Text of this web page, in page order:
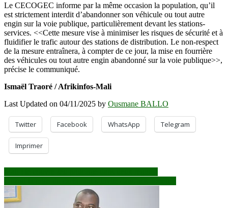
Le CECOGEC informe par la même occasion la population, qu’il
est strictement interdit d’abandonner son véhicule ou tout autre
engin sur la voie publique, particulièrement devant les stations-
services. <<Cette mesure vise à minimiser les risques de sécurité et à
fluidifier le trafic autour des stations de distribution. Le non-respect
de la mesure entraînera, à compter de ce jour, la mise en fourrière
des véhicules ou tout autre engin abandonné sur la voie publique>>,
précise le communiqué.
Ismaël Traoré / Afrikinfos-Mali
Last Updated on 04/11/2025 by Ousmane BALLO
Twitter Facebook WhatsApp Telegram
Imprimer
Navigation
de
l’article